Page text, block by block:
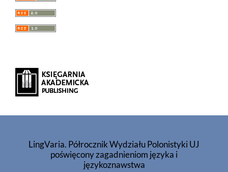
LingVaria. Półrocznik Wydziału Polonistyki UJ
poświęcony zagadnieniom języka i
językoznawstwa